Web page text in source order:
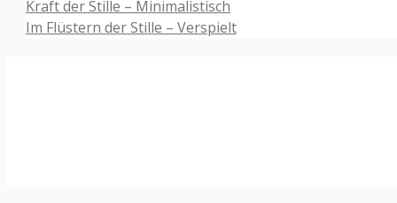
Kraft der Stille – Minimalistisch
Im Flüstern der Stille – Verspielt